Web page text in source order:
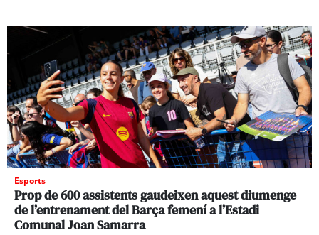
Esports
Prop de 600 assistents gaudeixen aquest diumenge
de l’entrenament del Barça femení a l’Estadi
Comunal Joan Samarra